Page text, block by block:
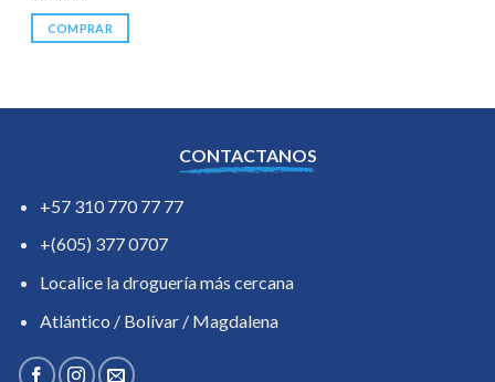
COMPRAR
CONTACTANOS
+57 310 770 77 77
+(605) 377 0707
Localice la droguería más cercana
Atlántico / Bolívar / Magdalena